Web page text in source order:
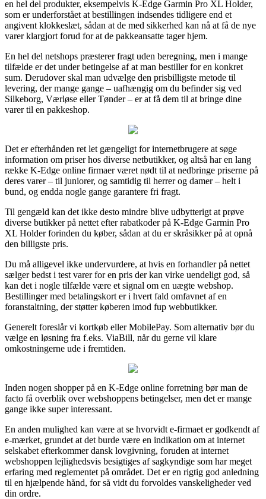
en hel del produkter, eksempelvis K-Edge Garmin Pro XL Holder,
som er underforstået at bestillingen indsendes tidligere end et
angivent klokkeslæt, sådan at de med sikkerhed kan nå at få de nye
varer klargjort forud for at de pakkeansatte tager hjem.
En hel del netshops præsterer fragt uden beregning, men i mange
tilfælde er det under betingelse af at man bestiller for en konkret
sum. Derudover skal man udvælge den prisbilligste metode til
levering, der mange gange – uafhængig om du befinder sig ved
Silkeborg, Værløse eller Tønder – er at få dem til at bringe dine
varer til en pakkeshop.
Det er efterhånden ret let gængeligt for internetbrugere at søge
information om priser hos diverse netbutikker, og altså har en lang
række K-Edge online firmaer været nødt til at nedbringe priserne på
deres varer – til juniorer, og samtidig til herrer og damer – helt i
bund, og endda nogle gange garantere fri fragt.
Til gengæld kan det ikke desto mindre blive udbytterigt at prøve
diverse butikker på nettet efter rabatkoder på K-Edge Garmin Pro
XL Holder forinden du køber, sådan at du er skråsikker på at opnå
den billigste pris.
Du må alligevel ikke undervurdere, at hvis en forhandler på nettet
sælger bedst i test varer for en pris der kan virke uendeligt god, så
kan det i nogle tilfælde være et signal om en uægte webshop.
Bestillinger med betalingskort er i hvert fald omfavnet af en
foranstaltning, der støtter køberen imod fup webbutikker.
Generelt foreslår vi kortkøb eller MobilePay. Som alternativ bør du
vælge en løsning fra f.eks. ViaBill, når du gerne vil klare
omkostningerne ude i fremtiden.
Inden nogen shopper på en K-Edge online forretning bør man de
facto få overblik over webshoppens betingelser, men det er mange
gange ikke super interessant.
En anden mulighed kan være at se hvorvidt e-firmaet er godkendt af
e-mærket, grundet at det burde være en indikation om at internet
selskabet efterkommer dansk lovgivning, foruden at internet
webshoppen lejlighedsvis besigtiges af sagkyndige som har meget
erfaring med reglementet på området. Det er en rigtig god anledning
til en hjælpende hånd, for så vidt du forvoldes vanskeligheder ved
din ordre.